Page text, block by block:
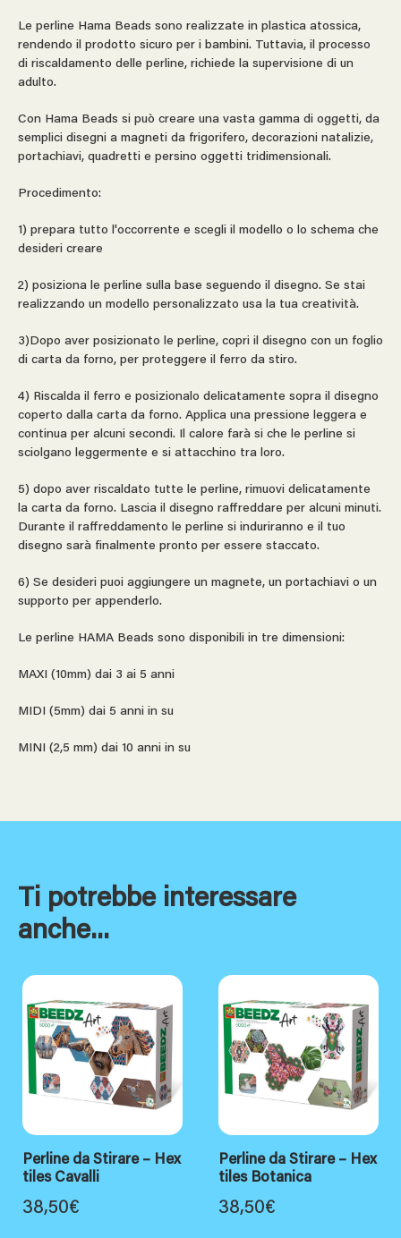
Le perline Hama Beads sono realizzate in plastica atossica,
rendendo il prodotto sicuro per i bambini. Tuttavia, il processo
di riscaldamento delle perline, richiede la supervisione di un
adulto.
Con Hama Beads si può creare una vasta gamma di oggetti, da
semplici disegni a magneti da frigorifero, decorazioni natalizie,
portachiavi, quadretti e persino oggetti tridimensionali.
Procedimento:
1) prepara tutto l'occorrente e scegli il modello o lo schema che
desideri creare
2) posiziona le perline sulla base seguendo il disegno. Se stai
realizzando un modello personalizzato usa la tua creatività.
3)Dopo aver posizionato le perline, copri il disegno con un foglio
di carta da forno, per proteggere il ferro da stiro.
4) Riscalda il ferro e posizionalo delicatamente sopra il disegno
coperto dalla carta da forno. Applica una pressione leggera e
continua per alcuni secondi. Il calore farà si che le perline si
sciolgano leggermente e si attacchino tra loro.
5) dopo aver riscaldato tutte le perline, rimuovi delicatamente
la carta da forno. Lascia il disegno raffreddare per alcuni minuti.
Durante il raffreddamento le perline si induriranno e il tuo
disegno sarà finalmente pronto per essere staccato.
6) Se desideri puoi aggiungere un magnete, un portachiavi o un
supporto per appenderlo.
Le perline HAMA Beads sono disponibili in tre dimensioni:
MAXI (10mm) dai 3 ai 5 anni
MIDI (5mm) dai 5 anni in su
MINI (2,5 mm) dai 10 anni in su
Ti potrebbe interessare
anche...
Perline da Stirare – Hex
tiles Cavalli
38,50€
Perline da Stirare – Hex
tiles Botanica
38,50€